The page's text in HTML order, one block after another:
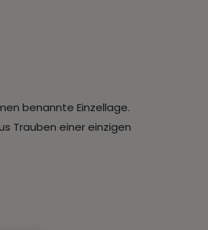
benannte Einzellage.
Trauben einer einzigen